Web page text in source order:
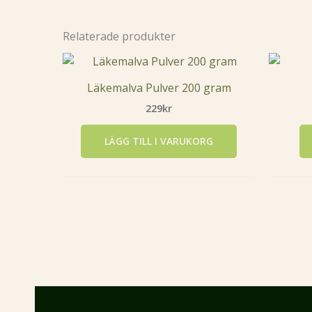
Relaterade produkter
Läkemalva Pulver 200 gram
229kr
LÄGG TILL I VARUKORG